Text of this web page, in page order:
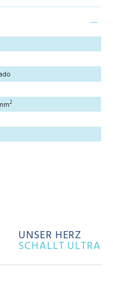
2
UNSER HERZ
SCHALLT ULTRA